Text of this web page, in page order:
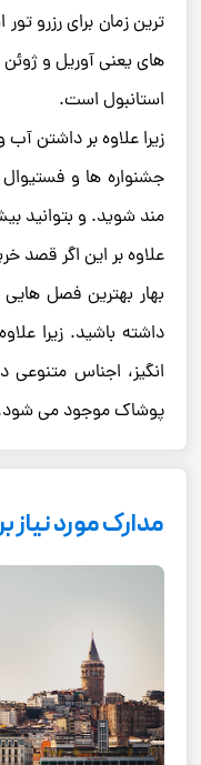
ترین زمان برای رزرو
های یعنی آوریل و ژوئن
استانبول است.
زیرا علاوه بر داشتن
جشنواره ها و
مند شوید. و بتوانید
علاوه بر این اگر قصد
بهار بهترین فصل
داشته باشید. زیرا
انگیز، اجناس
پوشاک موجود می
مدارک مورد نیاز